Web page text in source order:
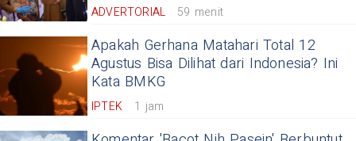
ADVERTORIAL 59 menit
Apakah Gerhana Matahari Total 12
Agustus Bisa Dilihat dari Indonesia? Ini
Kata BMKG
IPTEK 1 jam